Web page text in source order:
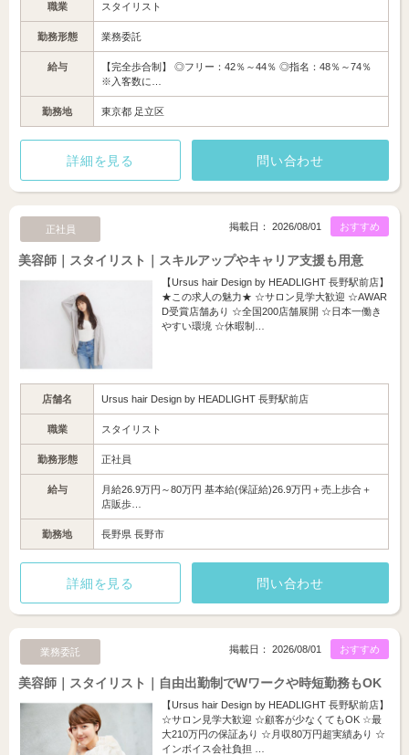
職業 スタイリスト
勤務形態 業務委託
給与
【完全歩合制】 ◎フリー：42％～44％ ◎指名：48％～74％
※入客数に…
勤務地 東京都 足立区
詳細を見る 問い合わせ
正社員 おすすめ
掲載日： 2026/08/01
美容師｜スタイリスト｜スキルアップやキャリア支援も用意
【Ursus hair Design by HEADLIGHT 長野駅前店】
★この求人の魅力★ ☆サロン見学大歓迎 ☆AWAR
D受賞店舗あり ☆全国200店舗展開 ☆日本一働き
やすい環境 ☆休暇制…
店舗名 Ursus hair Design by HEADLIGHT 長野駅前店
職業 スタイリスト
勤務形態 正社員
給与
月給26.9万円～80万円 基本給(保証給)26.9万円＋売上歩合＋
店販歩…
勤務地 長野県 長野市
詳細を見る 問い合わせ
業務委託 おすすめ
掲載日： 2026/08/01
美容師｜スタイリスト｜自由出勤制でWワークや時短勤務もOK
【Ursus hair Design by HEADLIGHT 長野駅前店】
☆サロン見学大歓迎 ☆顧客が少なくてもOK ☆最
大210万円の保証あり ☆月収80万円超実績あり ☆
インボイス会社負担 …